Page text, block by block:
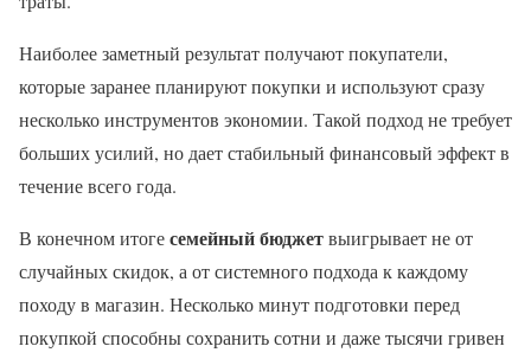
Наиболее заметный результат получают покупатели,
которые заранее планируют покупки и используют сразу
несколько инструментов экономии. Такой подход не требует
больших усилий, но дает стабильный финансовый эффект в
течение всего года.
В конечном итогесемейный бюджетвыигрывает не от
случайных скидок, а от системного подхода к каждому
походу в магазин. Несколько минут подготовки перед
покупкой способны сохранить сотни и даже тысячи гривен